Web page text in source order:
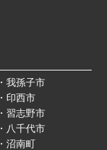
・我孫子市
・印西市
・習志野市
・八千代市
・沼南町